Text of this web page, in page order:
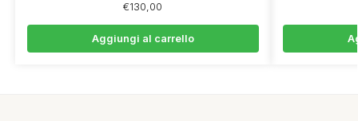
€130,00
Aggiungi al carrello